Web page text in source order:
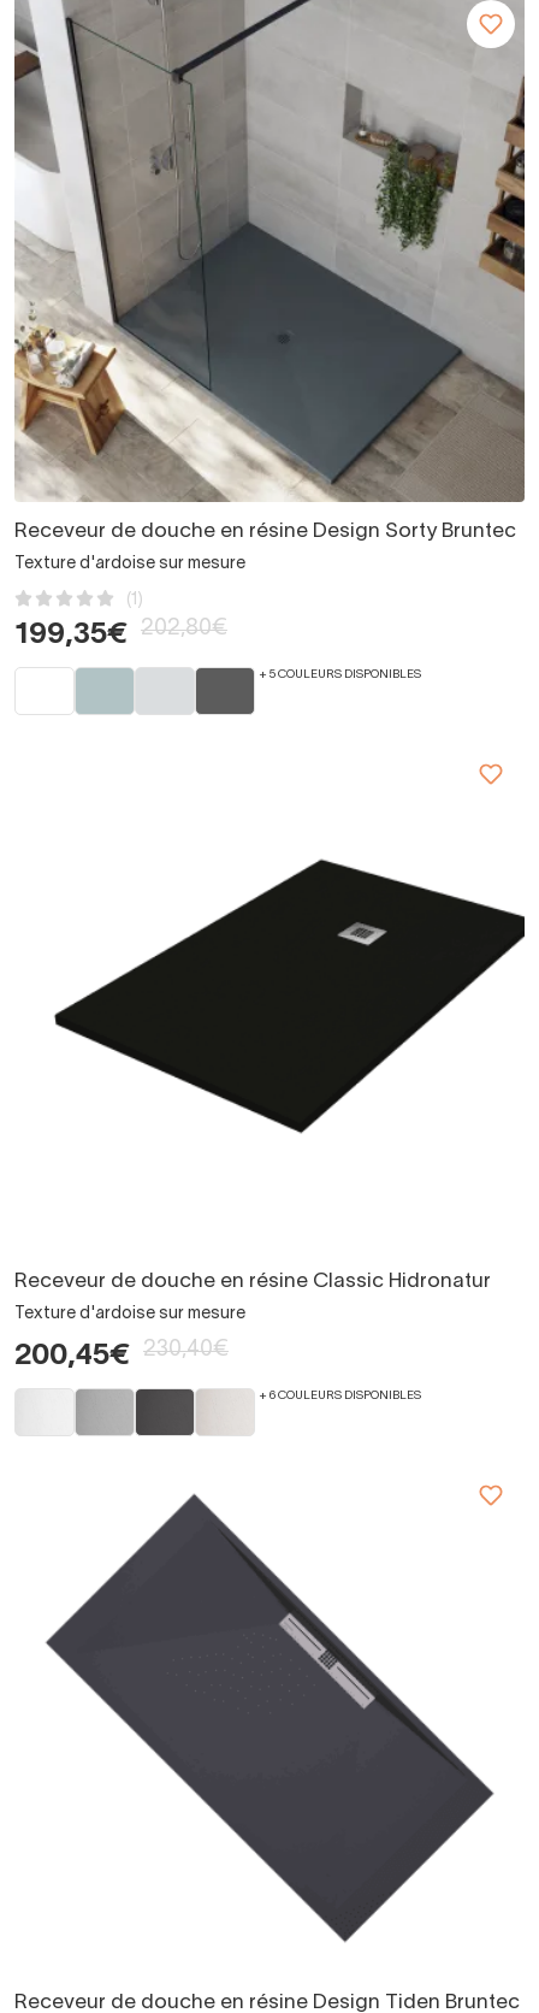
Receveur de douche en résine Design Sorty Bruntec
Texture d'ardoise sur mesure
(1)
199,35€ 202,80€
+ 5 COULEURS DISPONIBLES
Receveur de douche en résine Classic Hidronatur
Texture d'ardoise sur mesure
200,45€ 230,40€
+ 6 COULEURS DISPONIBLES
Receveur de douche en résine Design Tiden Bruntec